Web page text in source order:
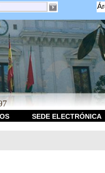
SEDE ELECTRÓNICA